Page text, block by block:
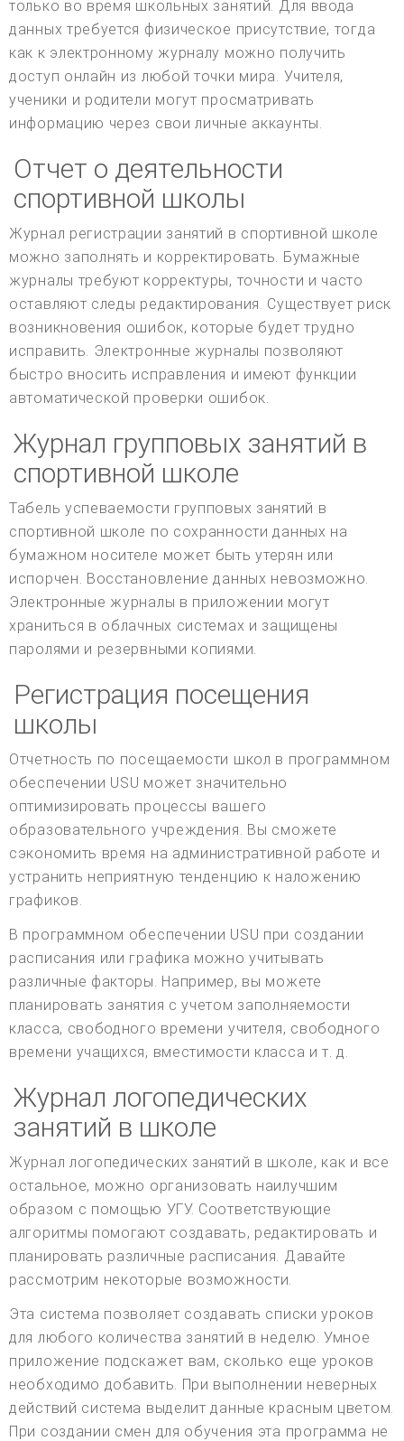
только во время школьных занятий. Для ввода
данных требуется физическое присутствие, тогда
как к электронному журналу можно получить
доступ онлайн из любой точки мира. Учителя,
ученики и родители могут просматривать
информацию через свои личные аккаунты.
Отчет о деятельности
спортивной школы
Журнал регистрации занятий в спортивной школе
можно заполнять и корректировать. Бумажные
журналы требуют корректуры, точности и часто
оставляют следы редактирования. Существует риск
возникновения ошибок, которые будет трудно
исправить. Электронные журналы позволяют
быстро вносить исправления и имеют функции
автоматической проверки ошибок.
Журнал групповых занятий в
спортивной школе
Табель успеваемости групповых занятий в
спортивной школе по сохранности данных на
бумажном носителе может быть утерян или
испорчен. Восстановление данных невозможно.
Электронные журналы в приложении могут
храниться в облачных системах и защищены
паролями и резервными копиями.
Регистрация посещения
школы
Отчетность по посещаемости школ в программном
обеспечении USU может значительно
оптимизировать процессы вашего
образовательного учреждения. Вы сможете
сэкономить время на административной работе и
устранить неприятную тенденцию к наложению
графиков.
В программном обеспечении USU при создании
расписания или графика можно учитывать
различные факторы. Например, вы можете
планировать занятия с учетом заполняемости
класса, свободного времени учителя, свободного
времени учащихся, вместимости класса и т. д.
Журнал логопедических
занятий в школе
Журнал логопедических занятий в школе, как и все
остальное, можно организовать наилучшим
образом с помощью УГУ. Соответствующие
алгоритмы помогают создавать, редактировать и
планировать различные расписания. Давайте
рассмотрим некоторые возможности.
Эта система позволяет создавать списки уроков
для любого количества занятий в неделю. Умное
приложение подскажет вам, сколько еще уроков
необходимо добавить. При выполнении неверных
действий система выделит данные красным цветом.
При создании смен для обучения эта программа не